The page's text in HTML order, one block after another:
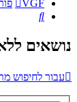
VGF
חיפוש
נושאים
עבור לחיפוש